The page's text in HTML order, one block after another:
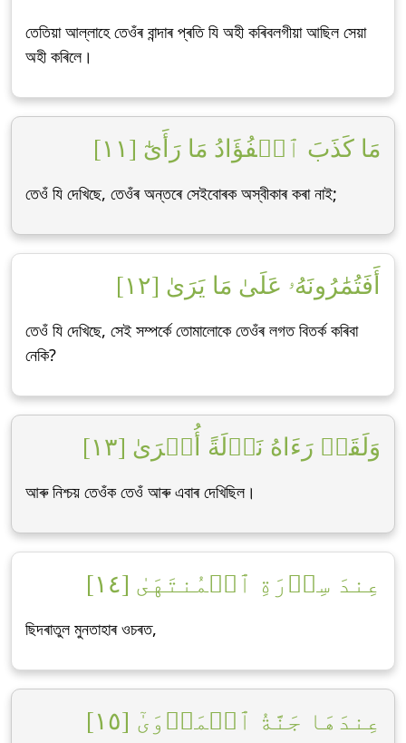
তেতিয়া আল্লাহে তেওঁৰ বান্দাৰ প্ৰতি যি অহী কৰিবলগীয়া আছিল সেয়া
অহী কৰিলে।
مَا كَذَبَ ٱلۡفُؤَادُ مَا رَأَىٰٓ [١١]
তেওঁ যি দেখিছে, তেওঁৰ অন্তৰে সেইবোৰক অস্বীকাৰ কৰা নাই;
أَفَتُمَٰرُونَهُۥ عَلَىٰ مَا يَرَىٰ [١٢]
তেওঁ যি দেখিছে, সেই সম্পৰ্কে তোমালোকে তেওঁৰ লগত বিতৰ্ক কৰিবা
নেকি?
وَلَقَدۡ رَءَاهُ نَزۡلَةً أُخۡرَىٰ [١٣]
আৰু নিশ্চয় তেওঁক তেওঁ আৰু এবাৰ দেখিছিল।
عِندَ سِدۡرَةِ ٱلۡمُنتَهَىٰ [١٤]
ছিদৰাতুল মুনতাহাৰ ওচৰত,
عِندَهَا جَنَّةُ ٱلۡمَأۡوَىٰٓ [١٥]